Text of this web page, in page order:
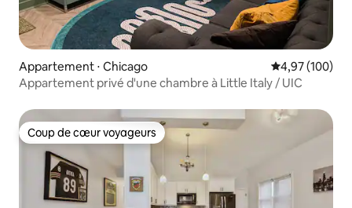
Appartement ⋅ Chicago Évaluation
4,97 (100)
Appartement privé d'une chambre à Little Italy / UIC
Coup de cœur voyageurs
Coup de cœur voyageurs